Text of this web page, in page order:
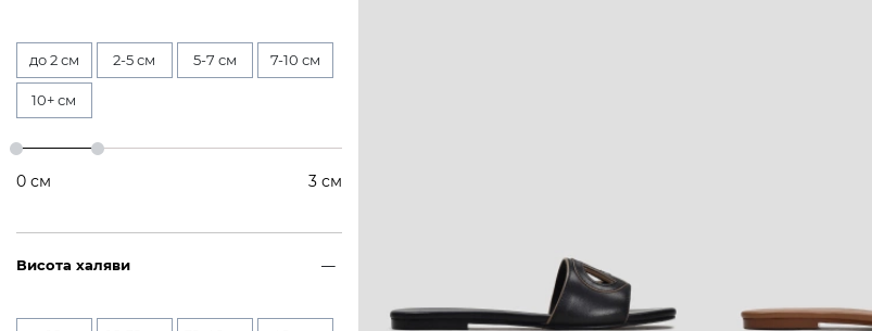
до 2 см 2-5 см 5-7 см 7-10 см
10+ см
0 см 3 см
Висота халяви